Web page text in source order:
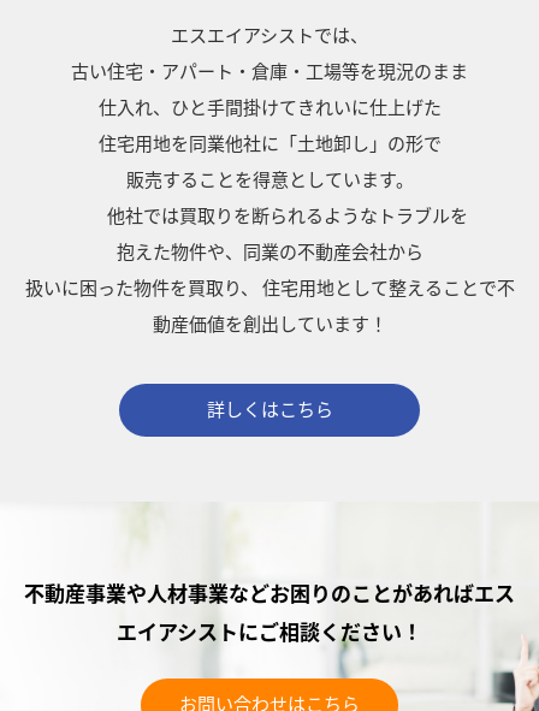
エスエイアシストでは、
古い住宅・アパート・倉庫・工場等を現況のまま
仕入れ、ひと手間掛けてきれいに仕上げた
住宅用地を同業他社に「土地卸し」の形で
販売することを得意としています。
他社では買取りを断られるようなトラブルを
抱えた物件や、同業の不動産会社から
扱いに困った物件を買取り、
住宅用地として整えることで不
動産価値を創出しています！
詳しくはこちら
不動産事業や人材事業などお困りのことがあればエス
エイアシストにご相談ください！
お問い合わせはこちら